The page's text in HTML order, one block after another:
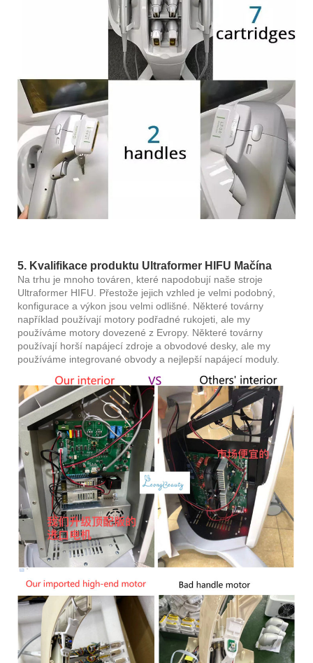
5. Kvalifikace produktu Ultraformer HIFU Mačína
Na trhu je mnoho továren, které napodobují naše stroje
Ultraformer HIFU. Přestože jejich vzhled je velmi podobný,
konfigurace a výkon jsou velmi odlišné. Některé továrny
například používají motory podřadné rukojeti, ale my
používáme motory dovezené z Evropy. Některé továrny
používají horší napájecí zdroje a obvodové desky, ale my
používáme integrované obvody a nejlepší napájecí moduly.